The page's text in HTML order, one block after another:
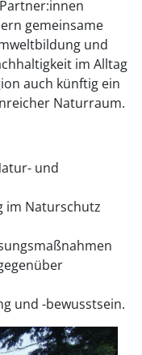
gemeinsame
und
im Alltag
auch künftig ein
Naturraum.
und
im Naturschutz
und -bewusstsein.